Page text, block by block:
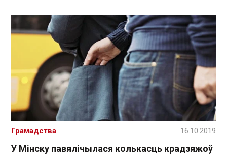
У Мінску павялічылася колькасць крадзяжоў
Грамадства 16.10.2019